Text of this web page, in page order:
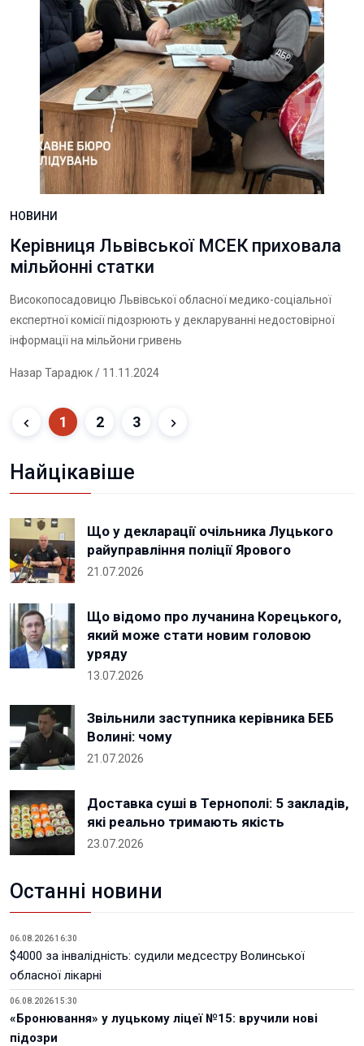
НОВИНИ
Керівниця Львівської МСЕК приховала
мільйонні статки
Високопосадовицю Львівської обласної медико-соціальної
експертної комісії підозрюють у декларуванні недостовірної
інформації на мільйони гривень
Назар Тарадюк/ 11.11.2024
1 2 3
Найцікавіше
Що у декларації очільника Луцького
райуправління поліції Ярового
21.07.2026
Що відомо про лучанина Корецького,
який може стати новим головою
уряду
13.07.2026
Звільнили заступника керівника БЕБ
Волині: чому
21.07.2026
Доставка суші в Тернополі: 5 закладів,
які реально тримають якість
23.07.2026
Останні новини
06.08.2026 16:30
$4000 за інвалідність: судили медсестру Волинської
обласної лікарні
06.08.2026 15:30
«Бронювання» у луцькому ліцеї №15: вручили нові
підозри